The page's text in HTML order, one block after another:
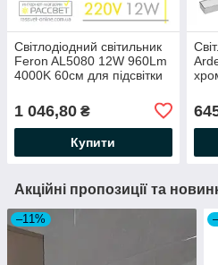
Світлодіодний світильник
Feron AL5080 12W 960Lm
4000K 60см для підсвітки
хром
1 046,80 ₴
Купити
Акційні пропозиції та
–11%